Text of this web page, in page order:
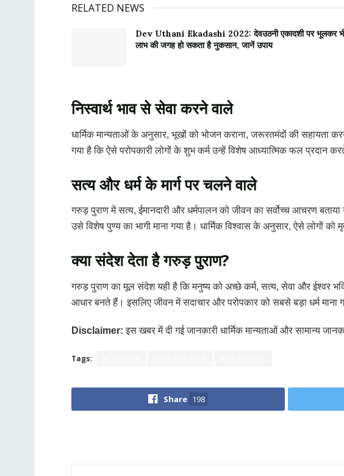
RELATED NEWS
Dev Uthani Ekadashi 2022: देवउठनी एकादशी पर भूलकर
लाभ की जगह हो सकता है नुकसान, जानें उपाय
निस्वार्थ भाव से सेवा करने वाले
धार्मिक मान्यताओं के अनुसार, भूखों को भोजन कराना, जरूरतमंदों की सहायता
गया है कि ऐसे परोपकारी लोगों के शुभ कर्म उन्हें विशेष आध्यात्मिक फल प्रदान
सत्य और धर्म के मार्ग पर चलने वाले
गरुड़ पुराण में सत्य, ईमानदारी और धर्मपालन को जीवन का सर्वोच्च आचरण
उसे विशेष पुण्य का भागी माना गया है। धार्मिक विश्वास के अनुसार, ऐसे लोगों
क्या संदेश देता है गरुड़ पुराण?
गरुड़ पुराण का मूल संदेश यही है कि मनुष्य को अच्छे कर्म, सत्य, सेवा और ईश्वर
आधार बनते हैं। इसलिए जीवन में सदाचार और परोपकार को सबसे बड़ा धर्म माना
Disclaimer: इस खबर में दी गई जानकारी धार्मिक मान्यताओं और सामान्य
Tags:
Share 198